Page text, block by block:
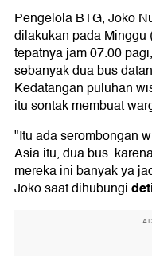
Pengelola BTG, Joko
dilakukan pada Minggu
tepatnya jam 07.00
sebanyak dua bus
Kedatangan puluhan
itu sontak membuat
"Itu ada serombongan
Asia itu, dua bus.
mereka ini banyak ya
Joko saat dihubungi